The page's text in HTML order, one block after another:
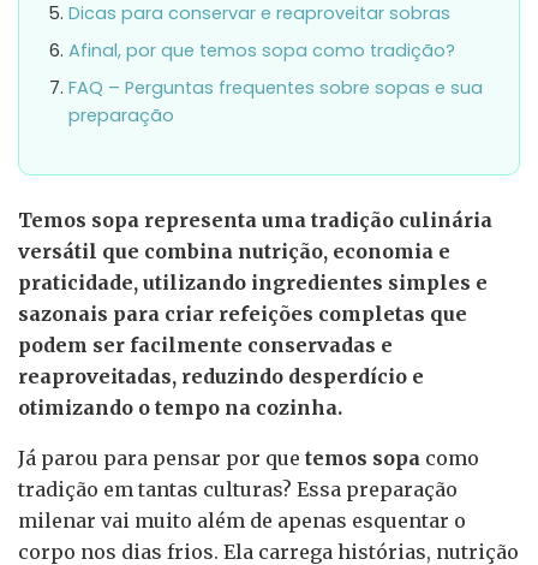
Dicas para conservar e reaproveitar sobras
Afinal, por que temos sopa como tradição?
FAQ – Perguntas frequentes sobre sopas e sua
preparação
Temos sopa representa uma tradição culinária
versátil que combina nutrição, economia e
praticidade, utilizando ingredientes simples e
sazonais para criar refeições completas que
podem ser facilmente conservadas e
reaproveitadas, reduzindo desperdício e
otimizando o tempo na cozinha.
Já parou para pensar por que temos sopa como
tradição em tantas culturas? Essa preparação
milenar vai muito além de apenas esquentar o
corpo nos dias frios. Ela carrega histórias, nutrição